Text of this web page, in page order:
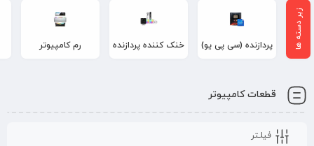
پردازنده (سی پی یو) خنک کننده پردازنده رم کامپیوتر
قطعات کامپیوتر
فیلـتر